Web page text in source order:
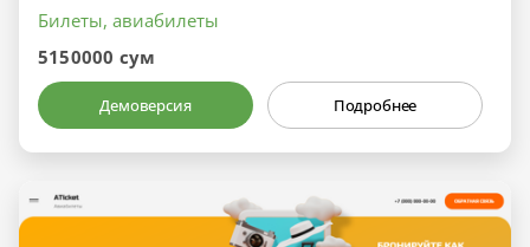
Билеты, авиабилеты
5150000 сум
Демоверсия Подробнее